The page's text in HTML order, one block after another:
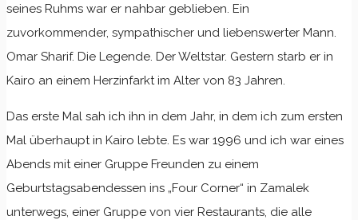
seines Ruhms war er nahbar geblieben. Ein
zuvorkommender, sympathischer und liebenswerter Mann.
Omar Sharif. Die Legende. Der Weltstar. Gestern starb er in
Kairo an einem Herzinfarkt im Alter von 83 Jahren.
Das erste Mal sah ich ihn in dem Jahr, in dem ich zum ersten
Mal überhaupt in Kairo lebte. Es war 1996 und ich war eines
Abends mit einer Gruppe Freunden zu einem
Geburtstagsabendessen ins „Four Corner“ in Zamalek
unterwegs, einer Gruppe von vier Restaurants, die alle